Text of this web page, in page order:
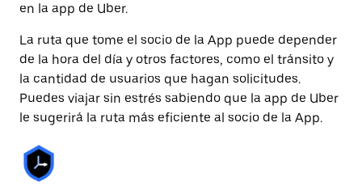
en la app de Uber.
La ruta que tome el socio de la App puede depender
de la hora del día y otros factores, como el tránsito y
la cantidad de usuarios que hagan solicitudes.
Puedes viajar sin estrés sabiendo que la app de Uber
le sugerirá la ruta más eficiente al socio de la App.